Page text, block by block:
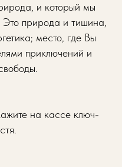
и который мы
природа и тишина,
место, где Вы
приключений и
на кассе ключ-